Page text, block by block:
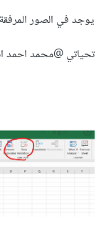
يوجد في الصور
تحياتي@محمد احمد